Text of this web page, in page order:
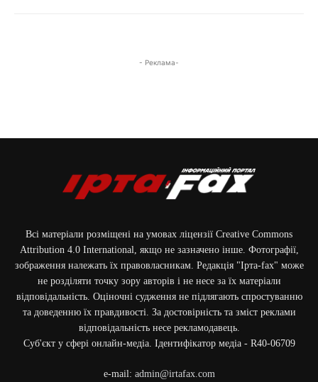
- Реклама-
Всі матеріали розміщені на умовах ліцензії Creative Commons
Attribution 4.0 International, якщо не зазначено інше. Фотографії,
зображення належать їх правовласникам. Редакція "Ірта-fax" може
не розділяти точку зору авторів і не несе за їх матеріали
відповідальність. Оціночні судження не підлягають спростуванню
та доведенню їх правдивості. За достовірність та зміст реклами
відповідальність несе рекламодавець.
Cуб'єкт у сфері онлайн-медіа. Ідентифікатор медіа - R40-06709
e-mail: admin@irtafax.com